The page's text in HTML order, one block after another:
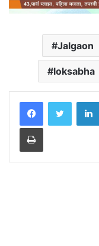
Jalgaon
loksabha
Print